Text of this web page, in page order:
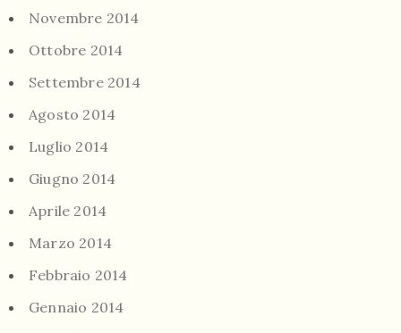
Novembre 2014
Ottobre 2014
Settembre 2014
Agosto 2014
Luglio 2014
Giugno 2014
Aprile 2014
Marzo 2014
Febbraio 2014
Gennaio 2014